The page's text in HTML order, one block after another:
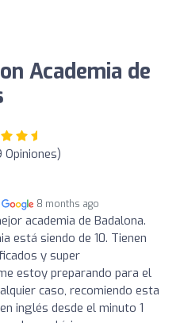
Academia de
Opiniones)
8 months ago
academia de Badalona.
está siendo de 10. Tienen
y super
estoy preparando para el
caso, recomiendo esta
inglés desde el minuto 1